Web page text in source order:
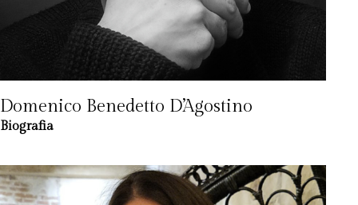
Domenico Benedetto D’Agostino
Biografia